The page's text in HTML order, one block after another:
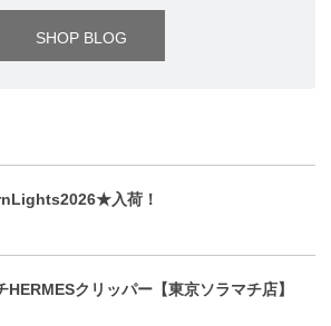
SHOP BLOG
入荷！
クリッパー【東京ソラマチ店】